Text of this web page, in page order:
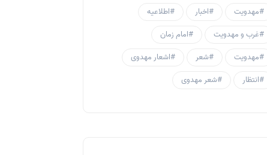
زنان و مهدویت
#مهدویت #اخبار
#اطلاعیه
#غرب و مهدویت
#امام زمان
#مهدویت
#شعر
#اشعار مهدوی
#انتظار
#شعر مهدوی